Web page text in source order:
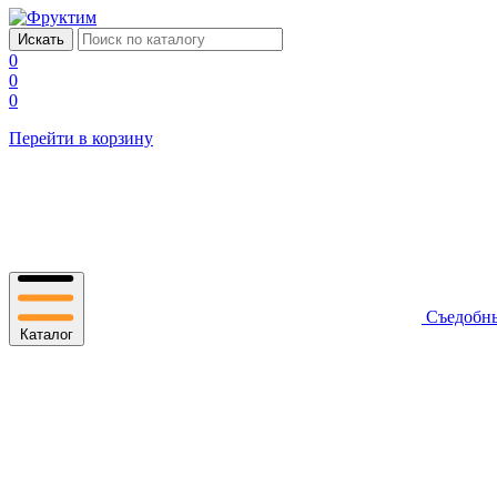
0
0
0
Перейти в корзину
Каталог